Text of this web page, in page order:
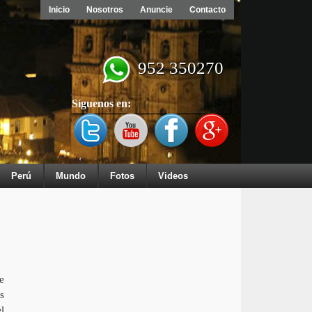
Inicio Nosotros Anuncie Contacto
952 350270
Síguenos en:
Perú Mundo Fotos Videos